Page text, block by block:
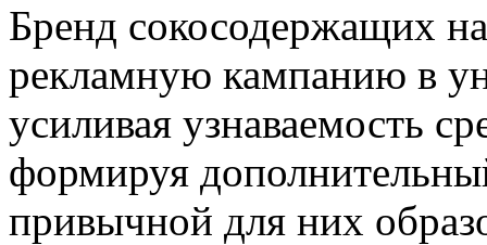
Бренд сокосодержащих
рекламную кампанию в
усиливая узнаваемость
формируя
привычной для них